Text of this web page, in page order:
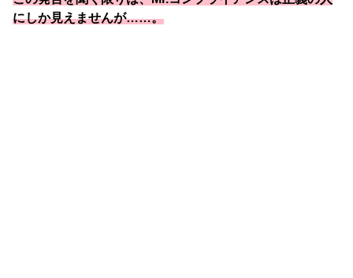
にしか見えませんが……。